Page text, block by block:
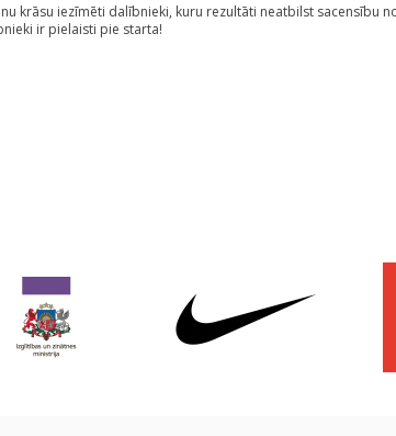
krāsu iezīmēti dalībnieki, kuru rezultāti neatbilst sacensību
ir pielaisti pie starta!